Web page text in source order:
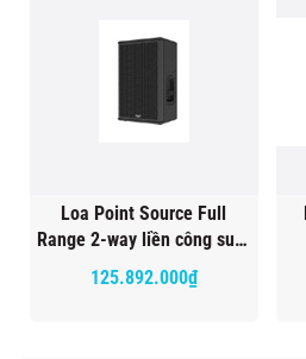
Loa Point Source Full
Range 2-way liền công suất
Venu 12a
125.892.000₫